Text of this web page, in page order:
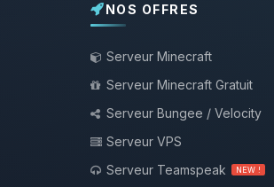
NOS OFFRES
Serveur Minecraft
Serveur Minecraft Gratuit
Serveur Bungee / Velocity
Serveur VPS
Serveur Teamspeak
NEW !